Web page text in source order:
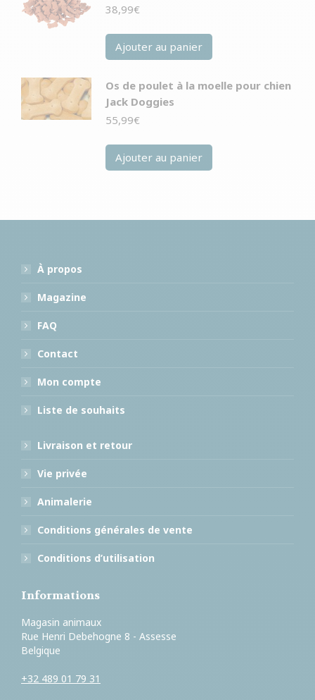
38,99€
Ajouter au panier
Os de poulet à la moelle pour chien
Jack Doggies
55,99€
Ajouter au panier
À propos
Magazine
FAQ
Contact
Mon compte
Liste de souhaits
Livraison et retour
Vie privée
Animalerie
Conditions générales de vente
Conditions d’utilisation
Informations
Magasin animaux
Rue Henri Debehogne 8 - Assesse
Belgique
+32 489 01 79 31